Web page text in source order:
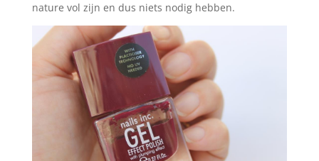
nature vol zijn en dus niets nodig hebben.